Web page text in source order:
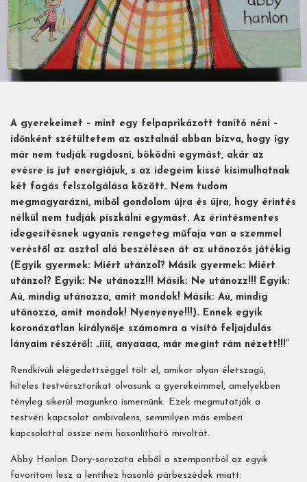
A gyerekeimet – mint egy felpaprikázott tanító néni –
időnként szétültetem az asztalnál abban bízva, hogy így
már nem tudják rugdosni, böködni egymást, akár az
evésre is jut energiájuk, s az idegeim kissé kisimulhatnak
két fogás felszolgálása között. Nem tudom
megmagyarázni, miből gondolom újra és újra, hogy érintés
nélkül nem tudják piszkálni egymást. Az érintésmentes
idegesítésnek ugyanis rengeteg műfaja van a szemmel
veréstől az asztal alá beszélésen át az utánozós játékig
(Egyik gyermek: Miért utánzol? Másik gyermek: Miért
utánzol? Egyik: Ne utánozz!!! Másik: Ne utánozz!!! Egyik:
Aú, mindig utánozza, amit mondok! Másik: Aú, mindig
utánozza, amit mondok! Nyenyenye!!!). Ennek egyik
koronázatlan királynője számomra a visító feljajdulás
lányaim részéről: „íííí, anyaaaa, már megint rám nézett!!!”
Rendkívüli elégedettséggel tölt el, amikor olyan életszagú,
hiteles testvérsztorikat olvasunk a gyerekeimmel, amelyekben
tényleg sikerül magunkra ismernünk. Ezek megmutatják a
testvéri kapcsolat ambivalens, semmilyen más emberi
kapcsolattal össze nem hasonlítható mivoltát.
Abby Hanlon Dory-sorozata ebből a szempontból az egyik
favoritom lesz a lentihez hasonló párbeszédek miatt: